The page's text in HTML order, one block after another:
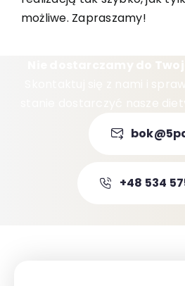
możliwe. Zapraszamy!
Nie dostarczamy do
Skontaktuj się z nami i
stanie dostarczyć nasze
+48 534